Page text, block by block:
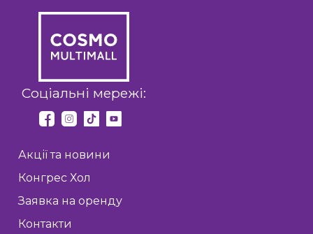
Соціальні мережі:
Акції та новини
Конгрес Хол
Заявка на оренду
Контакти